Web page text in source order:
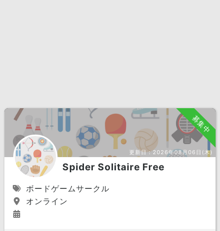
募集中
更新日：2026年08月06日(木)
Spider Solitaire Free
ボードゲームサークル
オンライン